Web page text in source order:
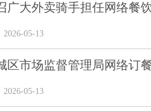
广大外卖骑手担任网络餐
05-13
区市场监督管理局网络订
05-13